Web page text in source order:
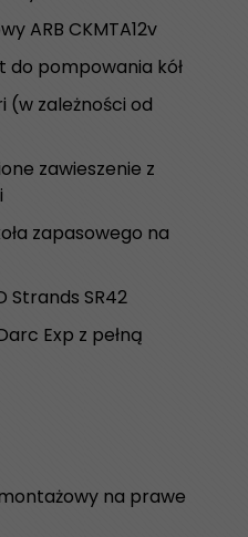
ARB CKMTA12v
pompowania kół
(w zależności od
zawieszenie z
zapasowego na
Strands SR42
Exp z pełną
na prawe